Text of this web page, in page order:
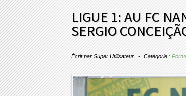
LIGUE 1: AU FC
SERGIO
Écrit par Super Utilisateur Catégorie :